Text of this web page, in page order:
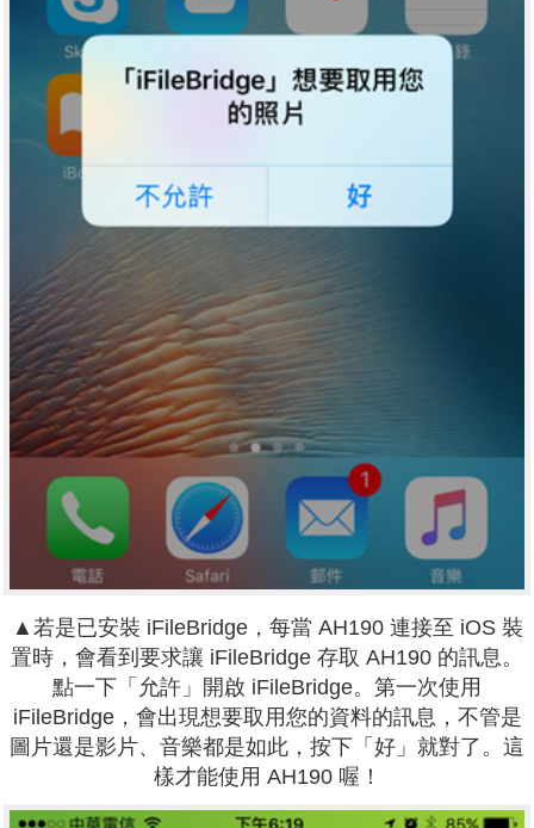
▲若是已安裝 iFileBridge，每當 AH190 連接至 iOS 裝
置時，會看到要求讓 iFileBridge 存取 AH190 的訊息。
點一下「允許」開啟 iFileBridge。第一次使用
iFileBridge，會出現想要取用您的資料的訊息，不管是
圖片還是影片、音樂都是如此，按下「好」就對了。這
樣才能使用 AH190 喔！